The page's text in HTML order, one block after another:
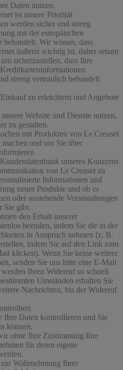
Daten nutzen.
ist unsere Priorität
werden sicher und streng
mit der europäischen
behandelt. Wir wissen, dass
äußerst wichtig ist, daher setzen
sicherzustellen, dass Ihre
streng vertraulich behandelt
zu erleichtern und Angebote
Website und Dienste nutzen,
zu gestalten.
mit Produkten von Le Creuset
und um Sie über
unseres Konzerns
von Le Creuset zu
Informationen und
neuer Produkte und ob es
oder anstehende Veranstaltungen
Sie gibt.
den Erhalt unserer
beenden, indem Sie die in der
in Anspruch nehmen (z. B.
indem Sie auf den Link zum
klicken). Wenn Sie keine weitere
senden Sie uns bitte eine E-Mail
Ihren Widerruf so schnell
Umständen erhalten Sie
Nachrichten, bis der Widerruf
Ihre Daten kontrollieren und Sie
können.
ohne Ihre Zustimmung Ihre
für deren eigene
Wahrnehmung Ihrer